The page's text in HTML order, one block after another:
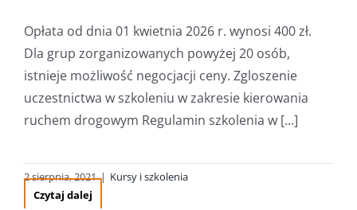
Opłata od dnia 01 kwietnia 2026 r. wynosi 400 zł.
Dla grup zorganizowanych powyżej 20 osób,
istnieje możliwość negocjacji ceny. Zgloszenie
uczestnictwa w szkoleniu w zakresie kierowania
ruchem drogowym Regulamin szkolenia w [...]
2 sierpnia, 2021 | Kursy i szkolenia
Czytaj dalej